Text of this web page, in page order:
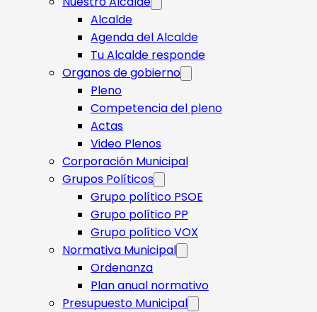
Alcalde
Agenda del Alcalde
Tu Alcalde responde​
Organos de gobierno
Pleno
Competencia del pleno
Actas
Video Plenos
Corporación Municipal
Grupos Políticos
Grupo político PSOE
Grupo político PP
Grupo político VOX
Normativa Municipal
Ordenanza
Plan anual normativo
Presupuesto Municipal